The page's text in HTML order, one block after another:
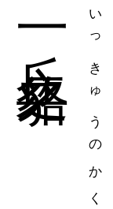
四字熟語
一覧表示 いっきゅうのかく
一丘之貉
四字熟語
一覧表示